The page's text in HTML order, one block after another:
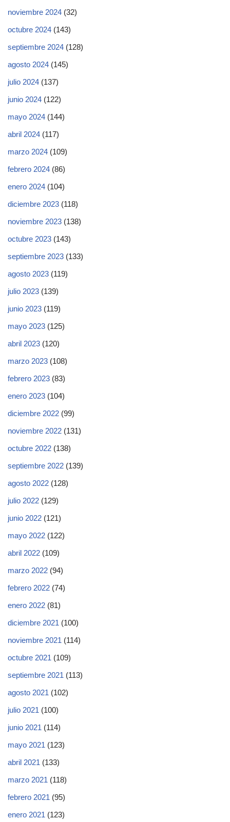
noviembre 2024 (32)
octubre 2024 (143)
septiembre 2024 (128)
agosto 2024 (145)
julio 2024 (137)
junio 2024 (122)
mayo 2024 (144)
abril 2024 (117)
marzo 2024 (109)
febrero 2024 (86)
enero 2024 (104)
diciembre 2023 (118)
noviembre 2023 (138)
octubre 2023 (143)
septiembre 2023 (133)
agosto 2023 (119)
julio 2023 (139)
junio 2023 (119)
mayo 2023 (125)
abril 2023 (120)
marzo 2023 (108)
febrero 2023 (83)
enero 2023 (104)
diciembre 2022 (99)
noviembre 2022 (131)
octubre 2022 (138)
septiembre 2022 (139)
agosto 2022 (128)
julio 2022 (129)
junio 2022 (121)
mayo 2022 (122)
abril 2022 (109)
marzo 2022 (94)
febrero 2022 (74)
enero 2022 (81)
diciembre 2021 (100)
noviembre 2021 (114)
octubre 2021 (109)
septiembre 2021 (113)
agosto 2021 (102)
julio 2021 (100)
junio 2021 (114)
mayo 2021 (123)
abril 2021 (133)
marzo 2021 (118)
febrero 2021 (95)
enero 2021 (123)